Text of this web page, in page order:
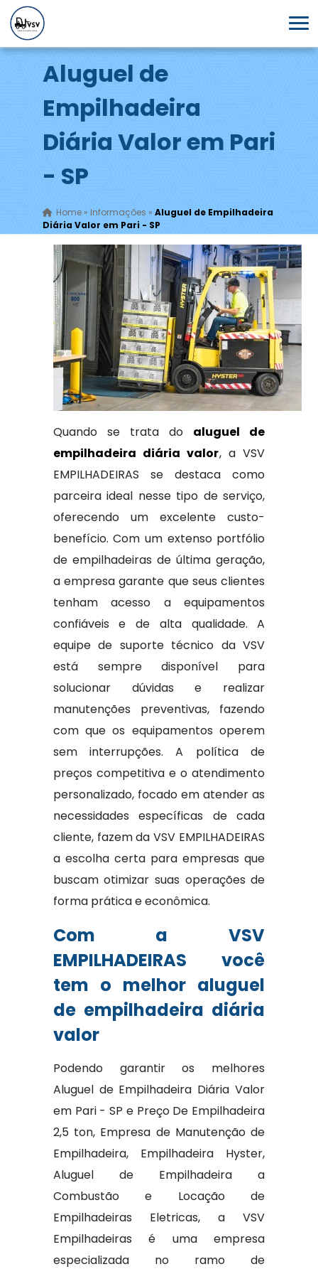
Aluguel de
Empilhadeira
Diária Valor em Pari
- SP
Home» Informações » Aluguel de Empilhadeira
Diária Valor em Pari - SP
Quando se trata do aluguel de
empilhadeira diária valor, a VSV
EMPILHADEIRAS se destaca como
parceira ideal nesse tipo de serviço,
oferecendo um excelente custo-
benefício. Com um extenso portfólio
de empilhadeiras de última geração,
a empresa garante que seus clientes
tenham acesso a equipamentos
confiáveis e de alta qualidade. A
equipe de suporte técnico da VSV
está sempre disponível para
solucionar dúvidas e realizar
manutenções preventivas, fazendo
com que os equipamentos operem
sem interrupções. A política de
preços competitiva e o atendimento
personalizado, focado em atender as
necessidades específicas de cada
cliente, fazem da VSV EMPILHADEIRAS
a escolha certa para empresas que
buscam otimizar suas operações de
forma prática e econômica.
Com a VSV
EMPILHADEIRAS você
tem o melhor aluguel
de empilhadeira diária
valor
Podendo garantir os melhores
Aluguel de Empilhadeira Diária Valor
em Pari - SP e Preço De Empilhadeira
2,5 ton, Empresa de Manutenção de
Empilhadeira, Empilhadeira Hyster,
Aluguel de Empilhadeira a
Combustão e Locação de
Empilhadeiras Eletricas, a VSV
Empilhadeiras é uma empresa
especializada no ramo de